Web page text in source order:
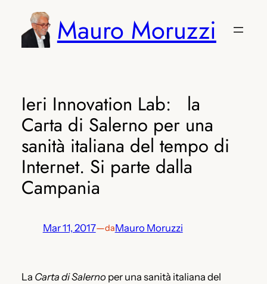
contenuto
Mauro Moruzzi
Ieri Innovation Lab: la
Carta di Salerno per una
sanità italiana del tempo di
Internet. Si parte dalla
Campania
Mar 11, 2017—daMauro Moruzzi
La Carta di Salernoper una sanità italiana del